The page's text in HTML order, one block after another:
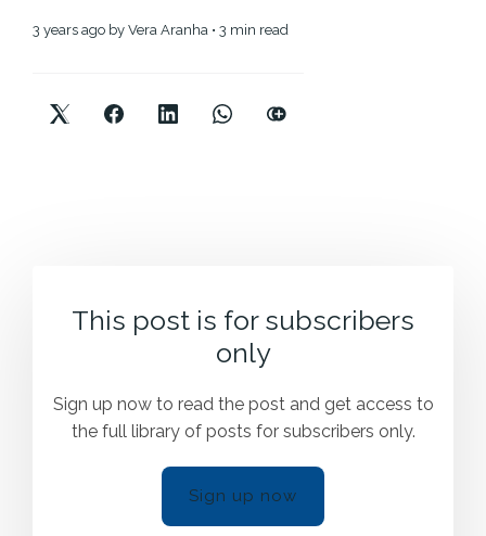
3 years ago by Vera Aranha • 3 min read
This post is for subscribers
only
Sign up now to read the post and get access to
the full library of posts for subscribers only.
Sign up now